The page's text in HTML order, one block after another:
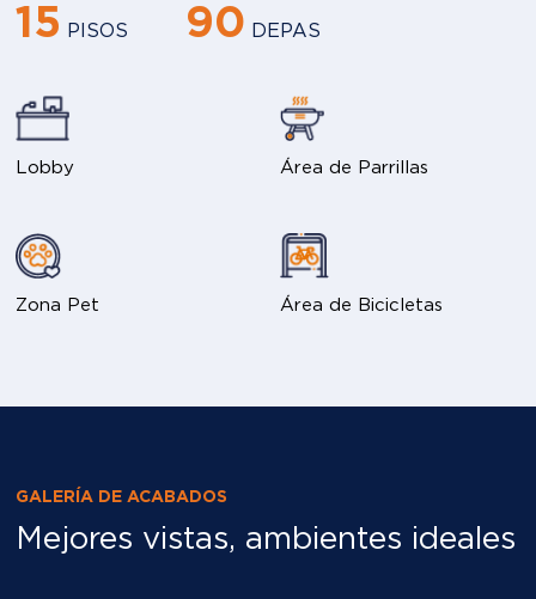
15 PISOS 90 DEPAS
Lobby Área de Parrillas
Zona Pet Área de Bicicletas
GALERÍA DE ACABADOS
Mejores vistas, ambientes ideales